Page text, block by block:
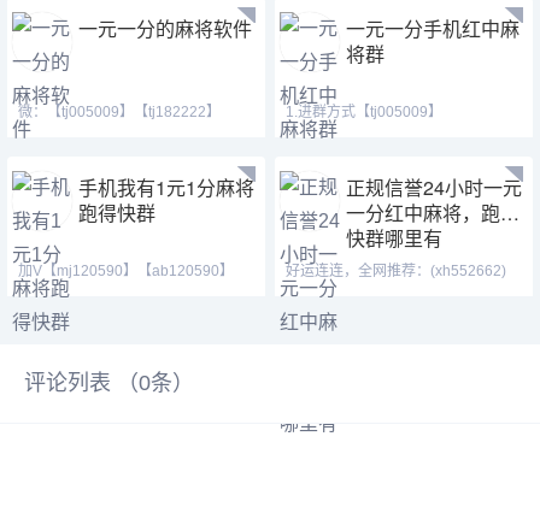
一元一分的麻将软件
微：【tj005009】【tj182222】
一元一分手机红中麻
将群
1.进群方式【tj005009】
【tj182222】 【cj42222】QQ(3
手机我有1元1分麻将
跑得快群
加V【mj120590】【ab120590】
【hf420624】加不上微信
正规信誉24小时一元
一分红中麻将，跑得
快群哪里有
好运连连，全网推荐：(xh552662)
(zm552662)【1438079643】
评论列表 （0条）